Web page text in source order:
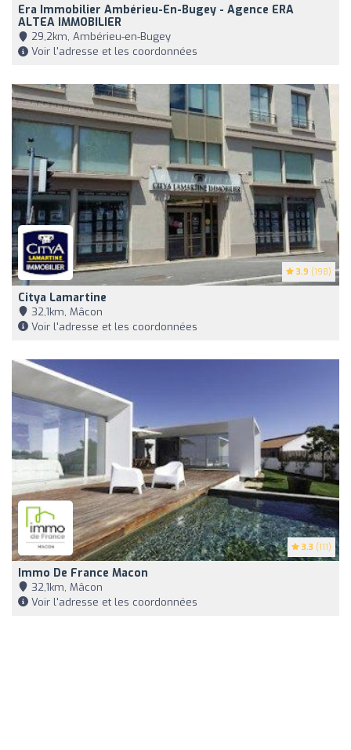
Era Immobilier Ambérieu-En-Bugey - Agence ERA
ALTEA IMMOBILIER
29,2km, Ambérieu-en-Bugey
Voir l'adresse et les coordonnées
3.9 (198)
Citya Lamartine
32,1km, Mâcon
Voir l'adresse et les coordonnées
3.3 (111)
Immo De France Macon
32,1km, Mâcon
Voir l'adresse et les coordonnées